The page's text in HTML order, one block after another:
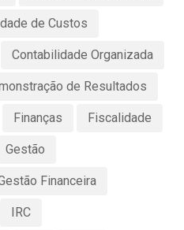
de Custos
Contabilidade Organizada
de Resultados
Finanças Fiscalidade
Gestão
Financeira
IRC